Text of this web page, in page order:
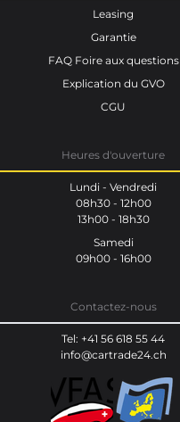
Leasing
Garantie
FAQ Foire aux questions
Explication du GVO
CGU
Heures d'ouverture
Lundi - Vendredi
08h30 - 12h00
13h00 - 18h30
Samedi
09h00 - 16h00
Contactez-nous
Tel: +41 56 618 55 44
info@cartrade24.ch